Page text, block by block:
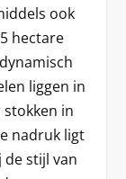
ook
hectare
liggen in
in
nadruk ligt
de stijl van